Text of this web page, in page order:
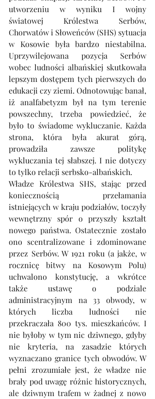
utworzeniu w wyniku I wojny
światowej Królestwa Serbów,
Chorwatów i Słoweńców (SHS) sytuacja
w Kosowie była bardzo niestabilna.
Uprzywilejowana pozycja Serbów
wobec ludności albańskiej skutkowała
lepszym dostępem tych pierwszych do
edukacji czy ziemi. Odnotowując banał,
iż analfabetyzm był na tym terenie
powszechny, trzeba powiedzieć, że
było to świadome wykluczanie. Każda
strona, która była akurat górą,
prowadziła zawsze politykę
wykluczania tej słabszej. I nie dotyczy
to tylko relacji serbsko-albańskich.
Władze Królestwa SHS, stając przed
koniecznością przełamania
istniejących w kraju podziałów, toczyły
wewnętrzny spór o przyszły kształt
nowego państwa. Ostatecznie zostało
ono scentralizowane i zdominowane
przez Serbów. W 1921 roku (a jakże, w
rocznicę bitwy na Kosowym Polu)
uchwalono konstytucję, a wkrótce
także ustawę o podziale
administracyjnym na 33 obwody, w
których liczba ludności nie
przekraczała 800 tys. mieszkańców. I
nie byłoby w tym nic dziwnego, gdyby
nie kryteria, na zasadzie których
wyznaczano granice tych obwodów. W
pełni zrozumiałe jest, że władze nie
brały pod uwagę różnic historycznych,
ale dziwnym trafem w żadnej z nowo